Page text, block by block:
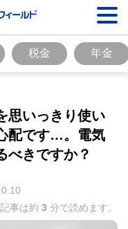
税金 年金
思いっきり使い
配です…。電気
べきですか？
事は約 3 分で読めます。